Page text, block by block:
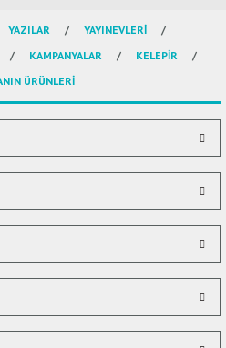
görüntülenemiyor.
bulunuyor.
olmalı.
YAZILAR
YAYINEVLERİ
KAMPANYALAR
KELEPİR
ÜRÜNLERİ